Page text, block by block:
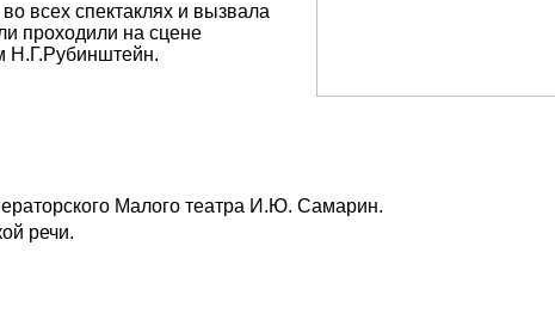
всех спектаклях и вызвала
проходили на сцене
Н.Г.Рубинштейн.
Малого театра И.Ю. Самарин.
речи.